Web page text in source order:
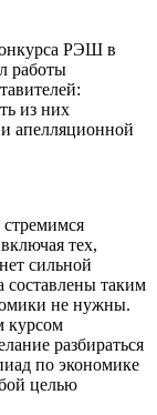
РЭШ в
работы
из них
апелляционной
тех,
сильной
составлены таким
не нужны.
курсом
разбираться
по экономике
целью